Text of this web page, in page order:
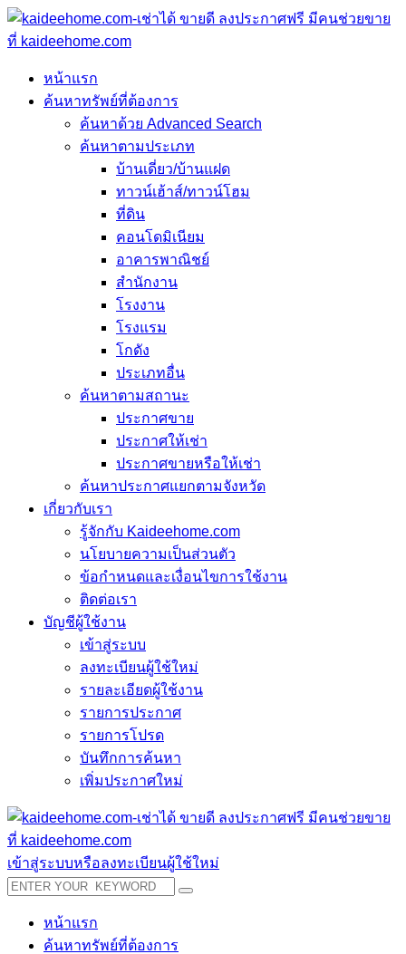
หน้าแรก
ค้นหาทรัพย์ที่ต้องการ
ค้นหาด้วย Advanced Search
ค้นหาตามประเภท
บ้านเดี่ยว/บ้านแฝด
ทาวน์เฮ้าส์/ทาวน์โฮม
ที่ดิน
คอนโดมิเนียม
อาคารพาณิชย์
สำนักงาน
โรงงาน
โรงแรม
โกดัง
ประเภทอื่น
ค้นหาตามสถานะ
ประกาศขาย
ประกาศให้เช่า
ประกาศขายหรือให้เช่า
ค้นหาประกาศแยกตามจังหวัด
เกี่ยวกับเรา
รู้จักกับ Kaideehome.com
นโยบายความเป็นส่วนตัว
ข้อกำหนดและเงื่อนไขการใช้งาน
ติดต่อเรา
บัญชีผู้ใช้งาน
เข้าสู่ระบบ
ลงทะเบียนผู้ใช้ใหม่
รายละเอียดผู้ใช้งาน
รายการประกาศ
รายการโปรด
บันทึกการค้นหา
เพิ่มประกาศใหม่
เข้าสู่ระบบหรือลงทะเบียนผู้ใช้ใหม่
หน้าแรก
ค้นหาทรัพย์ที่ต้องการ